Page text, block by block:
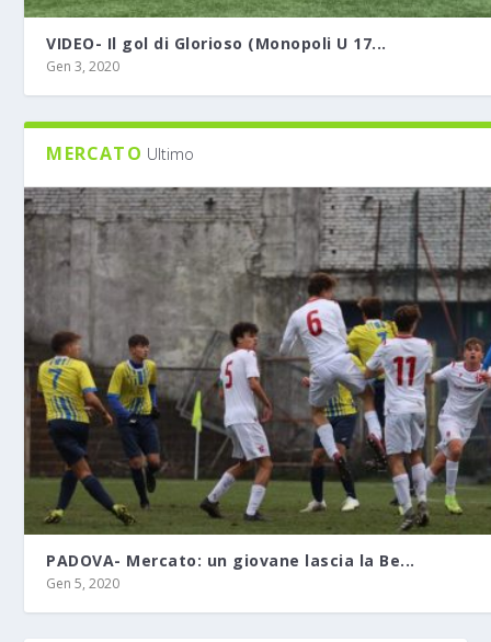
VIDEO- Il gol di Glorioso (Monopoli U 17...
Gen 3, 2020
MERCATO Ultimo
PADOVA- Mercato: un giovane lascia la Be...
Gen 5, 2020